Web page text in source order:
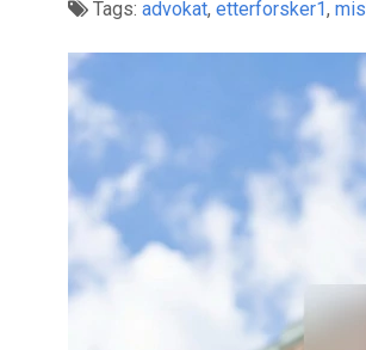
Tags: advokat, etterforsker1,